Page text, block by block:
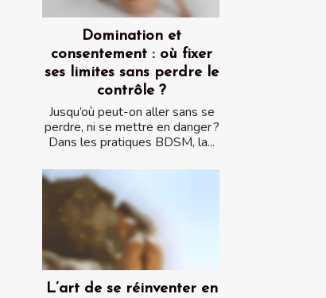
Domination et
consentement : où fixer
ses limites sans perdre le
contrôle ?
Jusqu’où peut-on aller sans se
perdre, ni se mettre en danger ?
Dans les pratiques BDSM, la...
L’art de se réinventer en